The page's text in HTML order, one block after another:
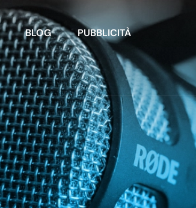
BLOG PUBBLICITÀ